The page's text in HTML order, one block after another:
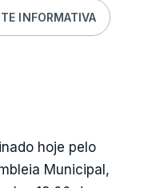
INFORMATIVA
hoje pelo
Municipal,